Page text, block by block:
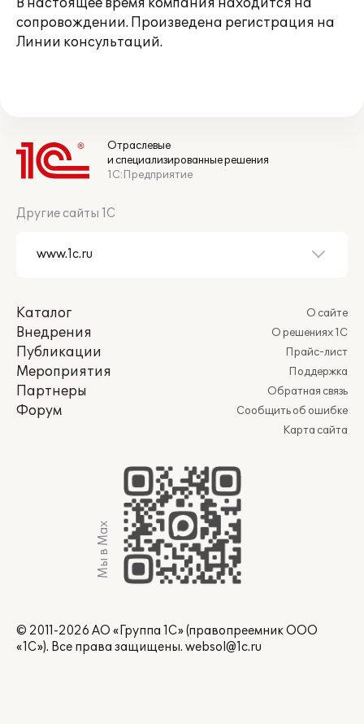
В настоящее время компания находится на
сопровождении. Произведена регистрация на
Линии консультаций.
Отраслевые
и специализированные решения
1С:Предприятие
Другие сайты 1С
Каталог
Внедрения
Публикации
Мероприятия
Партнеры
Форум
О сайте
О решениях 1С
Прайс-лист
Поддержка
Обратная связь
Сообщить об ошибке
Карта сайта
Мы в Max
© 2011-2026 АО «Группа 1С» (правопреемник ООО
«1С»). Все права защищены. websol@1c.ru